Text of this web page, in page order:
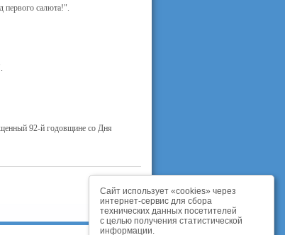
первого салюта!".
92-й годовщине со Дня
Сайт использует «cookies» через
интернет-сервис для сбора
технических данных посетителей
с целью получения статистической
информации.